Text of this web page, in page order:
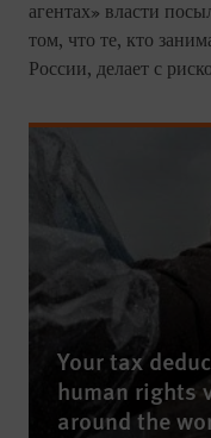
агентах» власти
том, что те, кто
России, делает с
Your tax
human rights
around the